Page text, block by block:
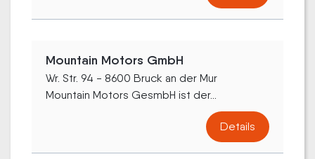
Mountain Motors GmbH
Wr. Str. 94 - 8600 Bruck an der Mur
Mountain Motors GesmbH ist der...
Details